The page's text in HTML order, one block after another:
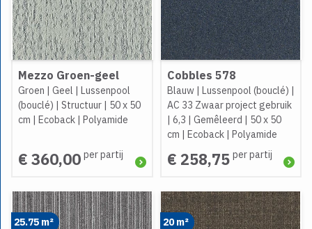
Mezzo Groen-geel
Groen | Geel | Lussenpool
(bouclé) | Structuur | 50 x 50
cm | Ecoback | Polyamide
€ 360,00 per partij
Cobbles 578
Blauw| Lussenpool (bouclé) |
AC 33 Zwaar project gebruik
| 6,3 | Gemêleerd | 50 x 50
cm | Ecoback| Polyamide
€ 258,75 per partij
25.75 m² 20 m²